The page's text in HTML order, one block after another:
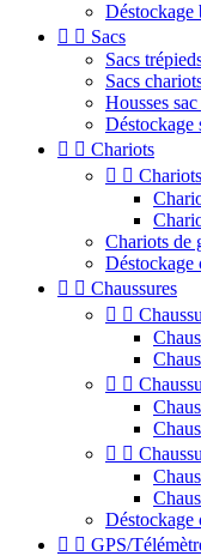
Déstockage
  Sacs
Sacs
Sacs
Housses
Déstockage
  Chariots
 
Chariots de
Déstockage
  Chaussures
 
 
 
Déstockage
  GPS/